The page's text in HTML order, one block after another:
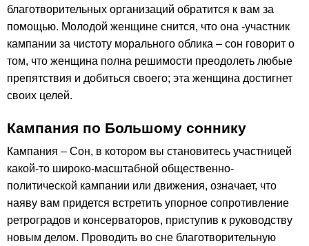
благотворительных организаций обратится к вам за
помощью. Молодой женщине снится, что она -участник
кампании за чистоту морального облика – сон говорит о
том, что женщина полна решимости преодолеть любые
препятствия и добиться своего; эта женщина достигнет
своих целей.
Кампания по Большому соннику
Кампания – Сон, в котором вы становитесь участницей
какой-то широко-масштабной общественно-
политической кампании или движения, означает, что
наяву вам придется встретить упорное сопротивление
ретроградов и консерваторов, приступив к руководству
новым делом. Проводить во сне благотворительную